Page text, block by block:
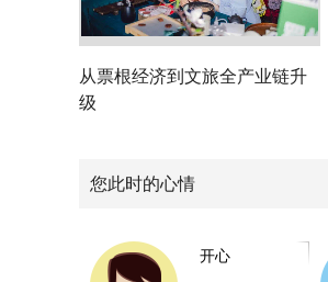
从票根经济到文旅全产业链升
级
您此时的心情
开心